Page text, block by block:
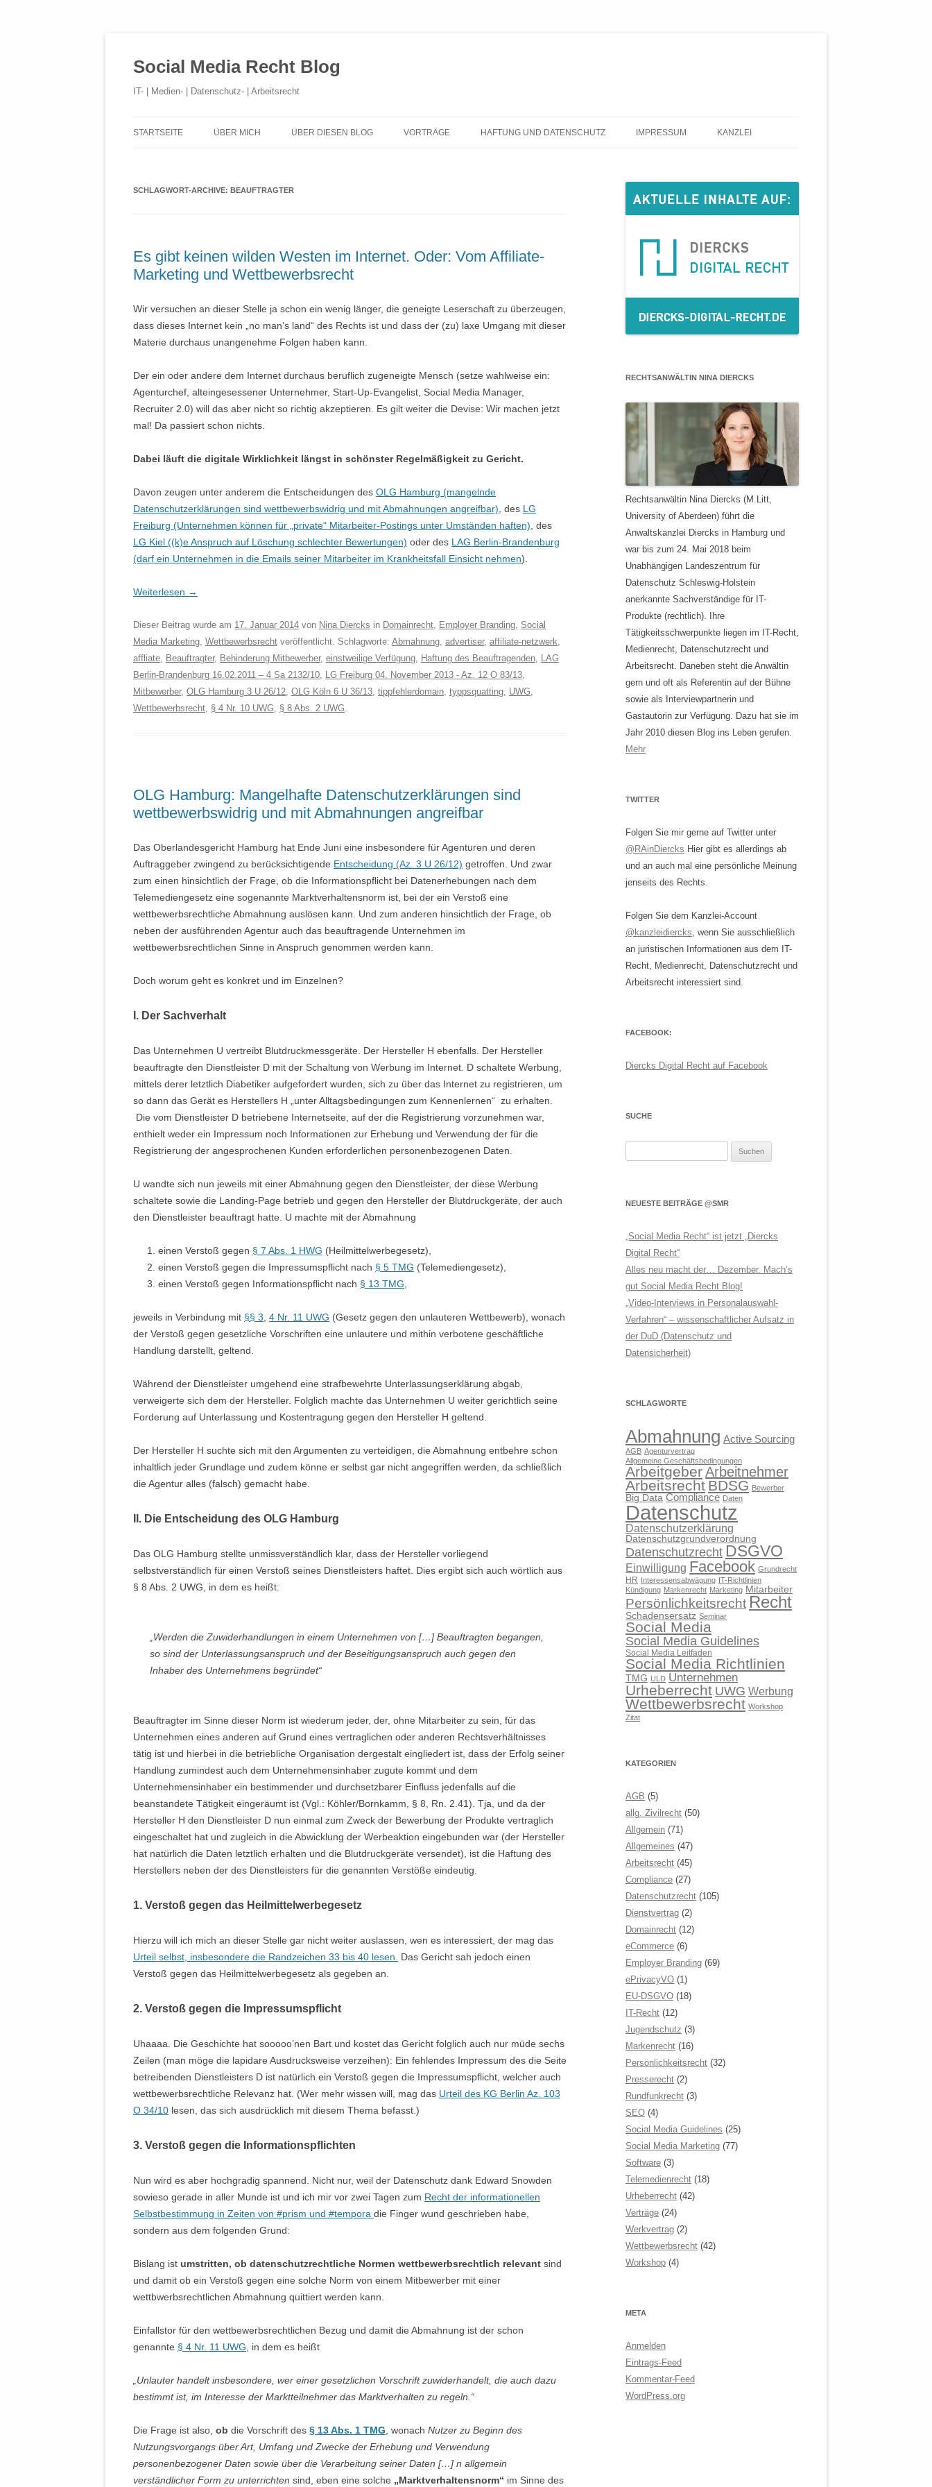
Social Media Recht Blog
IT- | Medien- | Datenschutz- | Arbeitsrecht
Inhalt
STARTSEITE ÜBER MICH ÜBER DIESEN BLOG VORTRÄGE HAFTUNG UND DATENSCHUTZ IMPRESSUM KANZLEI
SCHLAGWORT-ARCHIVE: BEAUFTRAGTER
Es gibt keinen wilden Westen im Internet. Oder: Vom Affiliate-
Marketing und Wettbewerbsrecht
Wir versuchen an dieser Stelle ja schon ein wenig länger, die geneigte Leserschaft zu überzeugen,
dass dieses Internet kein „no man’s land“ des Rechts ist und dass der (zu) laxe Umgang mit dieser
Materie durchaus unangenehme Folgen haben kann.
Der ein oder andere dem Internet durchaus beruflich zugeneigte Mensch (setze wahlweise ein:
Agenturchef, alteingesessener Unternehmer, Start-Up-Evangelist, Social Media Manager,
Recruiter 2.0) will das aber nicht so richtig akzeptieren. Es gilt weiter die Devise: Wir machen jetzt
mal! Da passiert schon nichts.
Dabei läuft die digitale Wirklichkeit längst in schönster Regelmäßigkeit zu Gericht.
Davon zeugen unter anderem die Entscheidungen des OLG Hamburg (mangelnde
Datenschutzerklärungen sind wettbewerbswidrig und mit Abmahnungen angreifbar) , des LG
Freiburg (Unternehmen können für „private“ Mitarbeiter-Postings unter Umständen haften) , des
LG Kiel ((k)e Anspruch auf Löschung schlechter Bewertungen) oder des LAG Berlin-Brandenburg
(darf ein Unternehmen in die Emails seiner Mitarbeiter im Krankheitsfall Einsicht nehmen).
Weiterlesen →
Dieser Beitrag wurde am 17. Januar 2014 von Nina Diercks in Domainrecht, Employer Branding, Social
Media Marketing, Wettbewerbsrecht veröffentlicht. Schlagworte: Abmahnung, advertiser, affiliate-netzwerk,
affliate, Beauftragter, Behinderung Mitbewerber, einstweilige Verfügung, Haftung des Beauftragenden, LAG
Berlin-Brandenburg 16.02.2011 – 4 Sa 2132/10, LG Freiburg 04. November 2013 - Az. 12 O 83/13,
Mitbewerber, OLG Hamburg 3 U 26/12, OLG Köln 6 U 36/13, tippfehlerdomain, typpsquatting, UWG,
Wettbewerbsrecht, § 4 Nr. 10 UWG, § 8 Abs. 2 UWG.
OLG Hamburg: Mangelhafte Datenschutzerklärungen sind
wettbewerbswidrig und mit Abmahnungen angreifbar
Das Oberlandesgericht Hamburg hat Ende Juni eine insbesondere für Agenturen und deren
Auftraggeber zwingend zu berücksichtigende Entscheidung (Az. 3 U 26/12) getroffen. Und zwar
zum einen hinsichtlich der Frage, ob die Informationspflicht bei Datenerhebungen nach dem
Telemediengesetz eine sogenannte Marktverhaltensnorm ist, bei der ein Verstoß eine
wettbewerbsrechtliche Abmahnung auslösen kann. Und zum anderen hinsichtlich der Frage, ob
neben der ausführenden Agentur auch das beauftragende Unternehmen im
wettbewerbsrechtlichen Sinne in Anspruch genommen werden kann.
Doch worum geht es konkret und im Einzelnen?
I. Der Sachverhalt
Das Unternehmen U vertreibt Blutdruckmessgeräte. Der Hersteller H ebenfalls. Der Hersteller
beauftragte den Dienstleister D mit der Schaltung von Werbung im Internet. D schaltete Werbung,
mittels derer letztlich Diabetiker aufgefordert wurden, sich zu über das Internet zu registrieren, um
so dann das Gerät es Herstellers H „unter Alltagsbedingungen zum Kennenlernen“ zu erhalten.
Die vom Dienstleister D betriebene Internetseite, auf der die Registrierung vorzunehmen war,
enthielt weder ein Impressum noch Informationen zur Erhebung und Verwendung der für die
Registrierung der angesprochenen Kunden erforderlichen personenbezogenen Daten.
U wandte sich nun jeweils mit einer Abmahnung gegen den Dienstleister, der diese Werbung
schaltete sowie die Landing-Page betrieb und gegen den Hersteller der Blutdruckgeräte, der auch
den Dienstleister beauftragt hatte. U machte mit der Abmahnung
einen Verstoß gegen § 7 Abs. 1 HWG (Heilmittelwerbegesetz),
einen Verstoß gegen die Impressumspflicht nach § 5 TMG (Telemediengesetz),
einen Verstoß gegen Informationspflicht nach § 13 TMG
jeweils in Verbindung mit §§ 3 4 Nr. 11 UWG (Gesetz gegen den unlauteren Wettbewerb), wonach
der Verstoß gegen gesetzliche Vorschriften eine unlautere und mithin verbotene geschäftliche
Handlung darstellt, geltend.
Während der Dienstleister umgehend eine strafbewehrte Unterlassungserklärung abgab,
verweigerte sich dem der Hersteller. Folglich machte das Unternehmen U weiter gerichtlich seine
Forderung auf Unterlassung und Kostentragung gegen den Hersteller H geltend.
Der Hersteller H suchte sich mit den Argumenten zu verteidigen, die Abmahnung entbehre schon
inhaltlich jeder Grundlage und zudem könne er selbst gar nicht angegriffen werden, da schließlich
die Agentur alles (falsch) gemacht habe.
II. Die Entscheidung des OLG Hamburg
Das OLG Hamburg stellte unmissverständlich klar, dass der Hersteller vorliegend
selbstverständlich für einen Verstoß seines Dienstleisters haftet. Dies ergibt sich auch wörtlich aus
§ 8 Abs. 2 UWG, in dem es heißt:
„Werden die Zuwiderhandlungen in einem Unternehmen von […] Beauftragten begangen,
so sind der Unterlassungsanspruch und der Beseitigungsanspruch auch gegen den
Inhaber des Unternehmens begründet“
Beauftragter im Sinne dieser Norm ist wiederum jeder, der, ohne Mitarbeiter zu sein, für das
Unternehmen eines anderen auf Grund eines vertraglichen oder anderen Rechtsverhältnisses
tätig ist und hierbei in die betriebliche Organisation dergestalt eingliedert ist, dass der Erfolg seiner
Handlung zumindest auch dem Unternehmensinhaber zugute kommt und dem
Unternehmensinhaber ein bestimmender und durchsetzbarer Einfluss jedenfalls auf die
beanstandete Tätigkeit eingeräumt ist (Vgl.: Köhler/Bornkamm, § 8, Rn. 2.41). Tja, und da der
Hersteller H den Dienstleister D nun einmal zum Zweck der Bewerbung der Produkte vertraglich
eingeschaltet hat und zugleich in die Abwicklung der Werbeaktion eingebunden war (der Hersteller
hat natürlich die Daten letztlich erhalten und die Blutdruckgeräte versendet), ist die Haftung des
Herstellers neben der des Dienstleisters für die genannten Verstöße eindeutig.
1. Verstoß gegen das Heilmittelwerbegesetz
Hierzu will ich mich an dieser Stelle gar nicht weiter auslassen, wen es interessiert, der mag das
Urteil selbst, insbesondere die Randzeichen 33 bis 40 lesen.
Das Gericht sah jedoch einen
Verstoß gegen das Heilmittelwerbegesetz als gegeben an.
2. Verstoß gegen die Impressumspflicht
Uhaaaa. Die Geschichte hat sooooo’nen Bart und kostet das Gericht folglich auch nur müde sechs
Zeilen (man möge die lapidare Ausdrucksweise verzeihen): Ein fehlendes Impressum des die Seite
betreibenden Dienstleisters D ist natürlich ein Verstoß gegen die Impressumspflicht, welcher auch
wettbewerbsrechtliche Relevanz hat. (Wer mehr wissen will, mag das Urteil des KG Berlin Az. 103
O 34/10 lesen, das sich ausdrücklich mit diesem Thema befasst.)
3. Verstoß gegen die Informationspflichten
Nun wird es aber hochgradig spannend. Nicht nur, weil der Datenschutz dank Edward Snowden
sowieso gerade in aller Munde ist und ich mir vor zwei Tagen zum Recht der informationellen
Selbstbestimmung in Zeiten von #prism und #tempora die Finger wund geschrieben habe,
sondern aus dem folgenden Grund:
Bislang ist umstritten, ob datenschutzrechtliche Normen wettbewerbsrechtlich relevant sind
und damit ob ein Verstoß gegen eine solche Norm von einem Mitbewerber mit einer
wettbwerbsrechtlichen Abmahnung quittiert werden kann.
Einfallstor für den wettbewerbsrechtlichen Bezug und damit die Abmahnung ist der schon
genannte § 4 Nr. 11 UWG , in dem es heißt
„Unlauter handelt insbesondere, wer einer gesetzlichen Vorschrift zuwiderhandelt, die auch dazu
bestimmt ist, im Interesse der Marktteilnehmer das Marktverhalten zu regeln.“
Die Frage ist also, ob die Vorschrift des § 13 Abs. 1 TMG , wonach Nutzer zu Beginn des
Nutzungsvorgangs über Art, Umfang und Zwecke der Erhebung und Verwendung
personenbezogener Daten sowie über die Verarbeitung seiner Daten […] n allgemein
verständlicher Form zu unterrichten sind, eben eine solche „Marktverhaltensnorm“ im Sinne des
RECHTSANWÄLTIN NINA DIERCKS
Rechtsanwältin Nina Diercks (M.Litt,
University of Aberdeen) führt die
Anwaltskanzlei Diercks in Hamburg und
war bis zum 24. Mai 2018 beim
Unabhängigen Landeszentrum für
Datenschutz Schleswig-Holstein
anerkannte Sachverständige für IT-
Produkte (rechtlich). Ihre
Tätigkeitsschwerpunkte liegen im IT-Recht,
Medienrecht, Datenschutzrecht und
Arbeitsrecht. Daneben steht die Anwältin
gern und oft als Referentin auf der Bühne
sowie als Interviewpartnerin und
Gastautorin zur Verfügung. Dazu hat sie im
Jahr 2010 diesen Blog ins Leben gerufen.
Mehr
TWITTER
Folgen Sie mir gerne auf Twitter unter
@RAinDiercks Hier gibt es allerdings ab
und an auch mal eine persönliche Meinung
jenseits des Rechts.
Folgen Sie dem Kanzlei-Account
@kanzleidiercks, wenn Sie ausschließlich
an juristischen Informationen aus dem IT-
Recht, Medienrecht, Datenschutzrecht und
Arbeitsrecht interessiert sind.
FACEBOOK:
Diercks Digital Recht auf Facebook
SUCHE
NEUESTE BEITRÄGE @SMR
„Social Media Recht“ ist jetzt „Diercks
Digital Recht“
Alles neu macht der… Dezember. Mach’s
gut Social Media Recht Blog!
„Video-Interviews in Personalauswahl-
Verfahren“ – wissenschaftlicher Aufsatz in
der DuD (Datenschutz und
Datensicherheit)
SCHLAGWORTE
Abmahnung Active Sourcing
AGB Agenturvertrag
Allgemeine Geschäftsbedingungen
ArbeitgeberArbeitnehmer
Arbeitsrecht BDSG Bewerber
Big Data Compliance Daten
Datenschutz
Datenschutzerklärung
Datenschutzgrundverordnung
Datenschutzrecht DSGVO
Einwilligung Facebook Grundrecht
HR Interessensabwägung IT-Richtlinien
Kündigung Markenrecht Marketing Mitarbeiter
Persönlichkeitsrecht Recht
Schadensersatz Seminar
Social Media
Social Media Guidelines
Social Media Leitfaden
Social Media Richtlinien
TMG ULD Unternehmen
Urheberrecht UWG Werbung
Wettbewerbsrecht Workshop
Zitat
KATEGORIEN
AGB (5)
allg. Zivilrecht (50)
Allgemein (71)
Allgemeines (47)
Arbeitsrecht (45)
Compliance (27)
Datenschutzrecht (105)
Dienstvertrag (2)
Domainrecht (12)
eCommerce (6)
Employer Branding (69)
ePrivacyVO (1)
EU-DSGVO (18)
IT-Recht (12)
Jugendschutz (3)
Markenrecht (16)
Persönlichkeitsrecht (32)
Presserecht (2)
Rundfunkrecht (3)
SEO (4)
Social Media Guidelines (25)
Social Media Marketing (77)
Software (3)
Telemedienrecht (18)
Urheberrecht (42)
Verträge (24)
Werkvertrag (2)
Wettbewerbsrecht (42)
Workshop (4)
META
Anmelden
Eintrags-Feed
Kommentar-Feed
WordPress.org